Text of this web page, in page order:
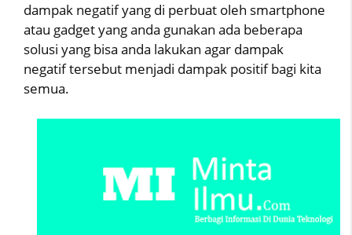
dampak negatif yang di perbuat oleh smartphone
atau gadget yang anda gunakan ada beberapa
solusi yang bisa anda lakukan agar dampak
negatif tersebut menjadi dampak positif bagi kita
semua.